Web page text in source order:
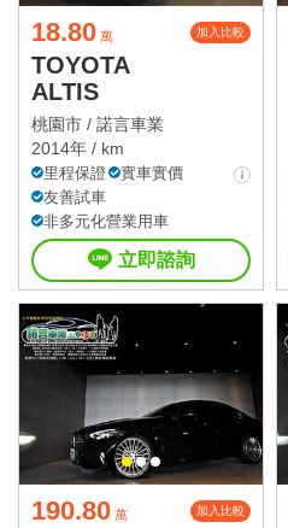
18.80 萬 加入比較
TOYOTA
ALTIS
桃園市 / 諾言車業
2014年 / km
里程保證
實車實價
友善試車
非多元化營業用車
立即諮詢
190.80 萬 加入比較